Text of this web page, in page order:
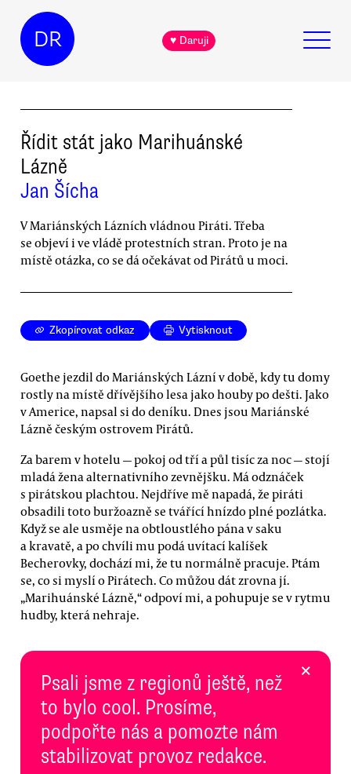
DR ♥ Daruji
Řídit stát jako Marihuánské
Lázně
Jan Šícha
V Mariánských Lázních vládnou Piráti. Třeba
se objeví i ve vládě protestních stran. Proto je na
místě otázka, co se dá očekávat od Pirátů u moci.
Zkopírovat odkaz Vytisknout
Goethe jezdil do Mariánských Lázní v době, kdy tu domy
rostly na místě dřívějšího lesa jako houby po dešti. Jako
v Americe, napsal si do deníku. Dnes jsou Mariánské
Lázně českým ostrovem Pirátů.
Za barem v hotelu — pokoj od tří a půl tisíc za noc — stojí
mladá žena alternativního zevnějšku. Má odznáček
s pirátskou plachtou. Nejdříve mě napadá, že piráti
obsadili toto buržoazně se tvářící hnízdo plné pozlátka.
Když se ale usměje na obtloustlého pána v saku
a kravatě, a po chvíli mu podá uvítací kalíšek
Becherovky, dochází mi, že tu normálně pracuje. Ptám
se, co si myslí o Pirátech. Co můžou dát zrovna jí.
„Marihuánské Lázně,“ odpoví mi, a pohupuje se v rytmu
hudby, která nehraje.
Psali jsme z regionů ještě, než
to bylo cool. Prosíme,
podpořte nás a pomozte nám
stabilizovat provoz redakce.
×